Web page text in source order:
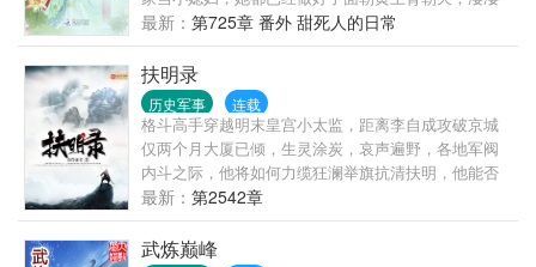
干净的口袋，以及一群嗷嗷待哺、不怀好意、整天惹
是生非的村民，疑似饭桶转世、真·灵魂画手的村长沈
棠，不得不放弃心爱的画笔，被迫走上应聘诸侯之
路。 完结种田争霸文《女帝直播攻略》，休闲慢穿大
佬文《大佬退休之后》。
惨惨戚戚的心理准备，可到了人家家里却是被捧在手
心里的怎么办？新书《富二代修仙日常》已开坑，敬
请关注。请放心跳坑，已完结作品有《重生娘子在种
田》《农家小地主》《随身空间：玉石良缘》和《终
归田居》。读者群：307547705，敲门砖是雨竹名下的
任意主角名字，欢迎书友们进群聊天打发时间，不
对，是进行友好交流
最新： 第725章 番外 甜死人的日常
扶明录
历史军事 连载
格斗高手穿越明末皇宫小太监，距离李自成攻破京城
仅两个月大厦已倾，生灵涂炭，哀声遍野，各地军阀
内斗之际，他将如何力缆狂澜举旗抗清扶明，他能否
阻止扬州十日，嘉定三屠……组织太监敢死队拼死护
卫龙太子，外击鞑子，内抗闯贼，虽然没有金手指，
虽然只是小太监，但我要扶起大明的龙旗。
最新： 第2542章
武炼巅峰